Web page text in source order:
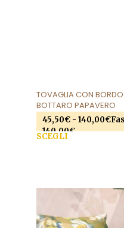
TOVAGLIA CON
BOTTARO PAPAVERO
45,50€ - 140,00€
140,00€
SCEGLI